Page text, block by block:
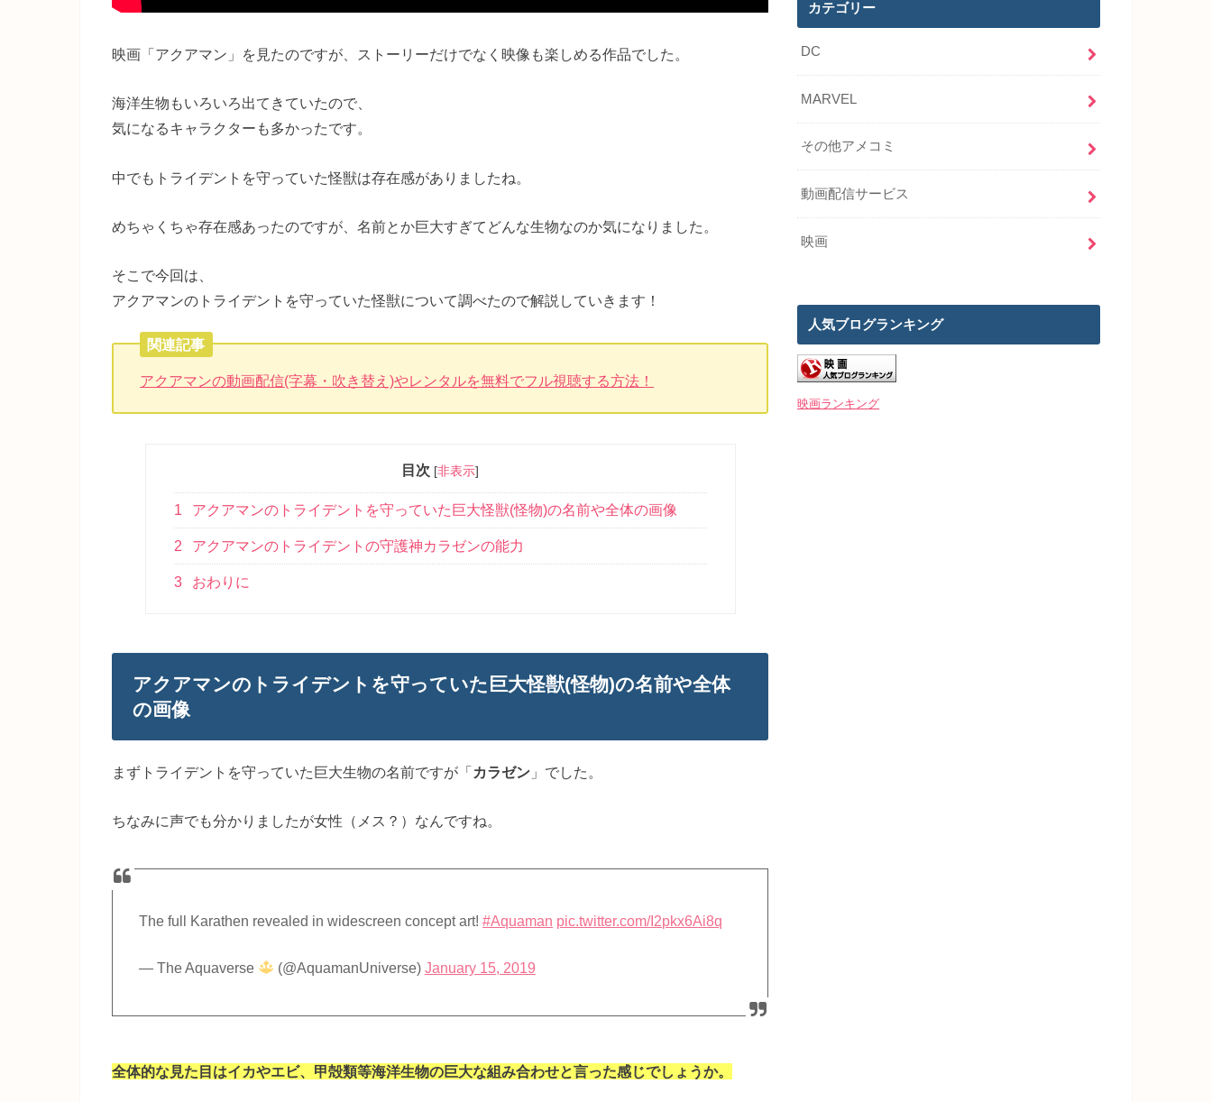
映画「アクアマン」を見たのですが、ストーリーだけでなく映像も楽しめる作品でした。
海洋生物もいろいろ出てきていたので、
気になるキャラクターも多かったです。
中でもトライデントを守っていた怪獣は存在感がありましたね。
めちゃくちゃ存在感あったのですが、名前とか巨大すぎてどんな生物なのか気になりました。
そこで今回は、
アクアマンのトライデントを守っていた怪獣について調べたので解説していきます！
関連記事
アクアマンの動画配信(字幕・吹き替え)やレンタルを無料でフル視聴する方法！
目次 [非表示]
1 アクアマンのトライデントを守っていた巨大怪獣(怪物)の名前や全体の画像
2 アクアマンのトライデントの守護神カラゼンの能力
3 おわりに
アクアマンのトライデントを守っていた巨大怪獣(怪物)の名前や全体
の画像
まずトライデントを守っていた巨大生物の名前ですが「カラゼン 」でした。
ちなみに声でも分かりましたが女性（メス？）なんですね。
The full Karathen revealed in widescreen concept art!#Aquaman pic.twitter.com/I2pkx6Ai8q
— The Aquaverse (@AquamanUniverse) January 15, 2019
全体的な見た目はイカやエビ、甲殻類等海洋生物の巨大な組み合わせと言った感じでしょうか。
カテゴリー
DC
MARVEL
その他アメコミ
動画配信サービス
映画
人気ブログランキング
映画ランキング